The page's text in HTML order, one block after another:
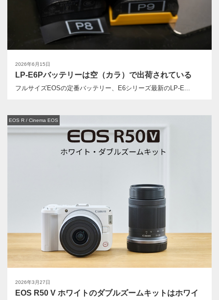
2026年6月15日
LP-E6Pバッテリーは空（カラ）で出荷されている
フルサイズEOSの定番バッテリー、E6シリーズ最新のLP-E...
2026年3月27日
EOS R / Cinema EOS
EOS R50 V ホワイトのダブルズームキットはホワイ